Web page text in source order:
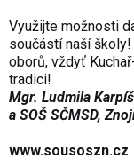
Využijte možnosti
součástí naší
oborů, vždyť
tradici!
Mgr. Ludmila
a SOŠ SČMSD,
www.sousoszn.cz